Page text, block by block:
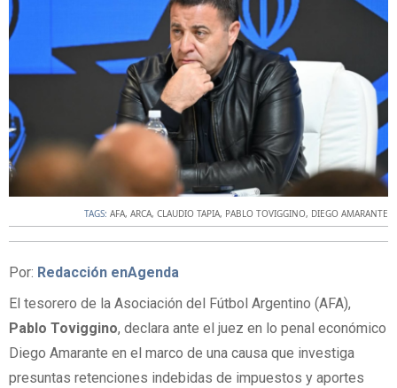
TAGS: AFA, ARCA, CLAUDIO TAPIA, PABLO TOVIGGINO, DIEGO AMARANTE
Por: Redacción enAgenda
El tesorero de la Asociación del Fútbol Argentino (AFA),
Pablo Toviggino, declara ante el juez en lo penal económico
Diego Amarante en el marco de una causa que investiga
presuntas retenciones indebidas de impuestos y aportes